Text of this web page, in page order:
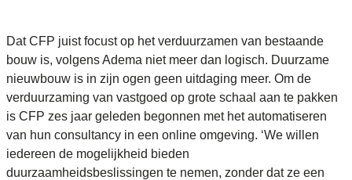
Dat CFP juist focust op het verduurzamen van bestaande
bouw is, volgens Adema niet meer dan logisch. Duurzame
nieuwbouw is in zijn ogen geen uitdaging meer. Om de
verduurzaming van vastgoed op grote schaal aan te pakken
is CFP zes jaar geleden begonnen met het automatiseren
van hun consultancy in een online omgeving. ‘We willen
iedereen de mogelijkheid bieden
duurzaamheidsbeslissingen te nemen, zonder dat ze een